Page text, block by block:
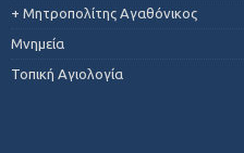
+ Μητροπολίτης Αγαθόνικος
Μνημεία
Τοπική Αγιολογία